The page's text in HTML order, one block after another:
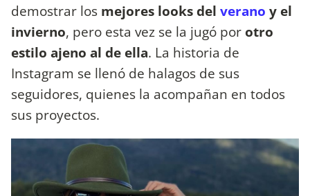
demostrar los mejores looks del verano y el
invierno, pero esta vez se la jugó por otro
estilo ajeno al de ella. La historia de
Instagram se llenó de halagos de sus
seguidores, quienes la acompañan en todos
sus proyectos.